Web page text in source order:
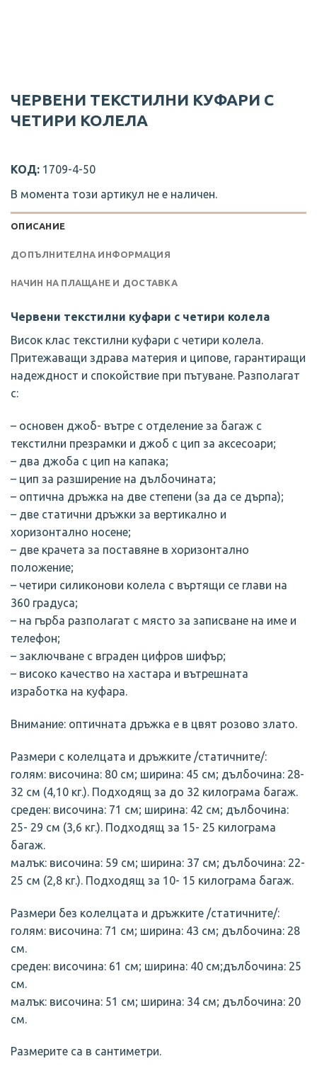
ЧЕРВЕНИ ТЕКСТИЛНИ КУФАРИ С
ЧЕТИРИ КОЛЕЛА
КОД: 1709-4-50
В момента този артикул не е наличен.
ОПИСАНИЕ
ДОПЪЛНИТЕЛНА ИНФОРМАЦИЯ
НАЧИН НА ПЛАЩАНЕ И ДОСТАВКА
Червени текстилни куфари с четири колела
Висок клас текстилни куфари с четири колела.
Притежаващи здрава материя и ципове, гарантиращи
надеждност и спокойствие при пътуване. Разполагат
с:
– основен джоб- вътре с отделение за багаж с
текстилни презрамки и джоб с цип за аксесоари;
– два джоба с цип на капака;
– цип за разширение на дълбочината;
– оптична дръжка на две степени (за да се дърпа);
– две статични дръжки за вертикално и
хоризонтално носене;
– две крачета за поставяне в хоризонтално
положение;
– четири силиконови колела с въртящи се глави на
360 градуса;
– на гърба разполагат с място за записване на име и
телефон;
– заключване с вграден цифров шифър;
– високо качество на хастара и вътрешната
изработка на куфара.
Внимание: оптичната дръжка е в цвят розово злато.
Размери с колелцата и дръжките /статичните/:
голям: височина: 80 см; ширина: 45 см; дълбочина: 28-
32 см (4,10 кг.). Подходящ за до 32 килограма багаж.
среден: височина: 71 см; ширина: 42 см; дълбочина:
25- 29 см (3,6 кг.). Подходящ за 15- 25 килограма
багаж.
малък: височина: 59 см; ширина: 37 см; дълбочина: 22-
25 см (2,8 кг.). Подходящ за 10- 15 килограма багаж.
Размери без колелцата и дръжките /статичните/:
голям: височина: 71 см; ширина: 43 см; дълбочина: 28
см.
среден: височина: 61 см; ширина: 40 см;дълбочина: 25
см.
малък: височина: 51 см; ширина: 34 см; дълбочина: 20
см.
Размерите са в сантиметри.